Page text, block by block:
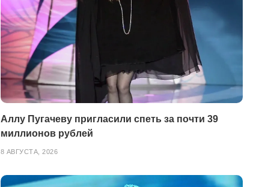
Аллу Пугачеву пригласили спеть за почти 39
миллионов рублей
8 АВГУСТА, 2026